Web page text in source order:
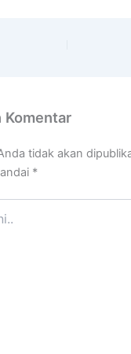
Komentar
tidak akan
*